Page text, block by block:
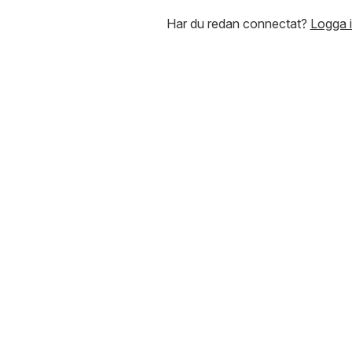
Har du redan connectat? Logga